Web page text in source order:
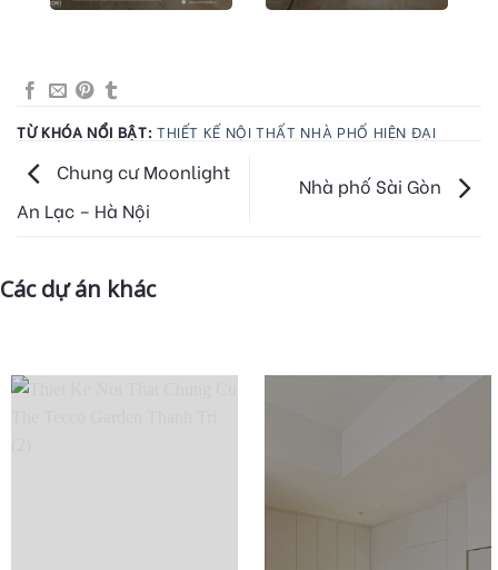
TỪ KHÓA NỔI BẬT: THIẾT KẾ NỘI THẤT NHÀ PHỐ HIỆN ĐẠI
Chung cư Moonlight
An Lạc – Hà Nội
Nhà phố Sài Gòn
Các dự án khác